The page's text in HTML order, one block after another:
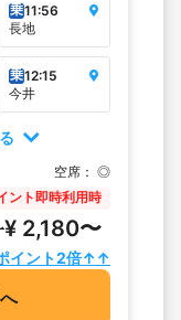
乗11:56
長地
乗12:15
今井
空席： ◎
ント即時利用時
¥ 2,180〜
イント2倍↑↑